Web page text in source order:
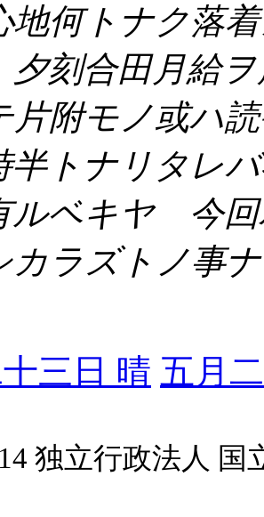
地何トナク落
刻合田月給
片附モノ或ハ
半トナリタレ
ルベキヤ 今回
カラズトノ事
三日 晴 五月
独立行政法人 国